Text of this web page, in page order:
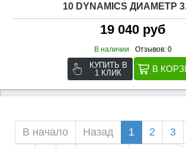
10 DYNAMICS ДИАМЕТР
19 040 руб
В наличии Отзывов: 0
КУПИТЬ В
1 КЛИК
В начало Назад 1 2 3